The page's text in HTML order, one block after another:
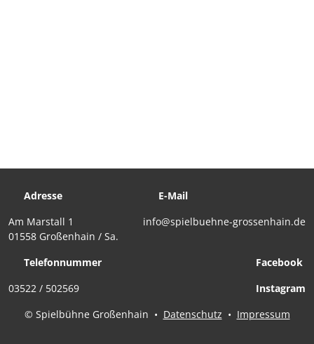
Adresse
Am Marstall 1
01558 Großenhain / Sa.
E-Mail
info@spielbuehne-grossenhain.de
Telefonnummer
03522 / 502569
Facebook
Instagram
© Spielbühne Großenhain • Datenschutz • Impressum